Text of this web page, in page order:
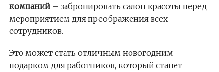
компаний– забронировать салон красоты перед
мероприятием для преображения всех
сотрудников.
Это может стать отличным новогодним
подарком для работников, который станет